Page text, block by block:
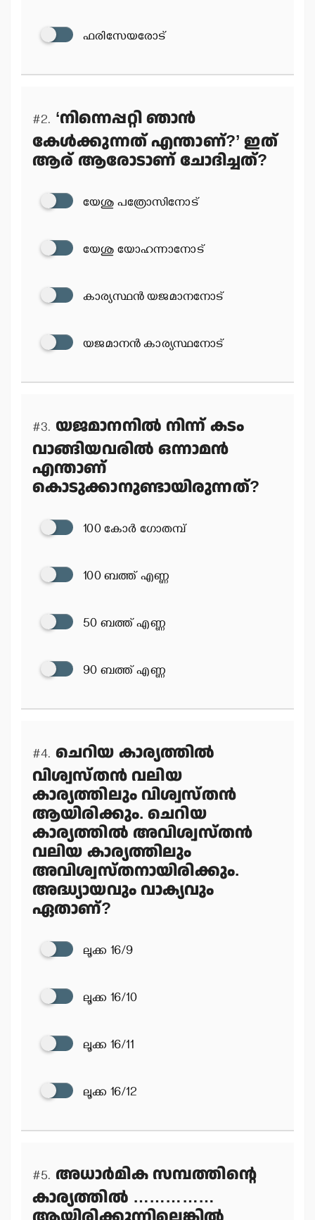
ഫരിസേയരോട്
#2. ‘നിന്നെപ്പറ്റി ഞാന്‍
കേള്‍ക്കുന്നത് എന്താണ്?’ ഇത്
ആര് ആരോടാണ് ചോദിച്ചത്?
യേശു പത്രോസിനോട്
യേശു യോഹന്നാനോട്
കാര്യസ്ഥന്‍ യജമാനനോട്
യജമാനന്‍ കാര്യസ്ഥനോട്
#3. യജമാനനില്‍ നിന്ന് കടം
വാങ്ങിയവരില്‍ ഒന്നാമന്‍
എന്താണ്
കൊടുക്കാനുണ്ടായിരുന്നത്?
100 കോര്‍ ഗോതമ്പ്
100 ബത്ത് എണ്ണ
50 ബത്ത് എണ്ണ
90 ബത്ത് എണ്ണ
#4. ചെറിയ കാര്യത്തില്‍
വിശ്വസ്തന്‍ വലിയ
കാര്യത്തിലും വിശ്വസ്തന്‍
ആയിരിക്കും. ചെറിയ
കാര്യത്തില്‍ അവിശ്വസ്തന്‍
വലിയ കാര്യത്തിലും
അവിശ്വസ്തനായിരിക്കും.
അദ്ധ്യായവും വാക്യവും
ഏതാണ്?
ലൂക്ക 16/9
ലൂക്ക 16/10
ലൂക്ക 16/11
ലൂക്ക 16/12
#5. അധാര്‍മിക സമ്പത്തിന്റെ
കാര്യത്തില്‍ ……………